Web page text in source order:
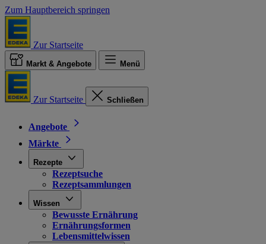
Zum Hauptbereich springen
Zur Startseite
Markt & Angebote Menü
Zur Startseite Schließen
Angebote
Märkte
Rezepte
Rezeptsuche
Rezeptsammlungen
Wissen
Bewusste Ernährung
Ernährungsformen
Lebensmittelwissen